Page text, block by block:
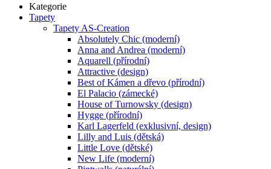
Kategorie
Tapety
Tapety AS-Creation
Absolutely Chic (moderní)
Anna and Andrea (moderní)
Aquarell (přírodní)
Attractive (design)
Best of Kámen a dřevo (přírodní)
El Palacio (zámecké)
House of Turnowsky (design)
Hygge (přírodní)
Karl Lagerfeld (exklusivní, design)
Lilly and Luis (dětská)
Little Love (dětské)
New Life (moderní)